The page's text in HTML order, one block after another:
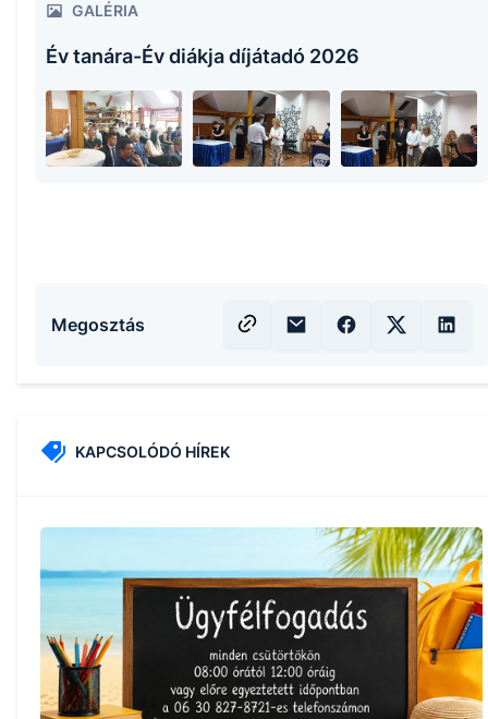
GALÉRIA
Év tanára-Év diákja díjátadó 2026
Megosztás
KAPCSOLÓDÓ HÍREK